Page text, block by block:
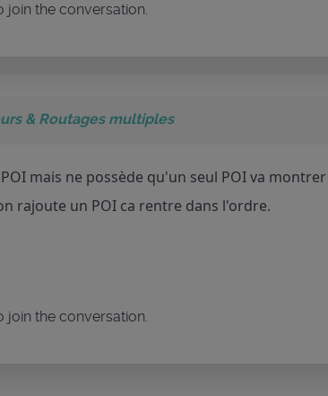
join the conversation.
& Routages multiples
mais ne possède qu'un seul POI va
rajoute un POI ca rentre dans l'ordre.
join the conversation.